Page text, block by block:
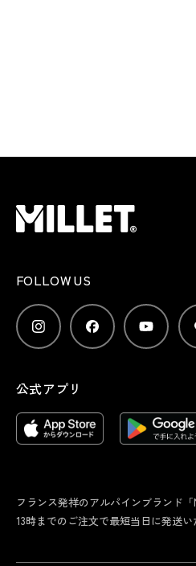
FOLLOW US
公式アプリ
フランス発祥のアルパインブランド
13時までのご注文で最短当日に発送い